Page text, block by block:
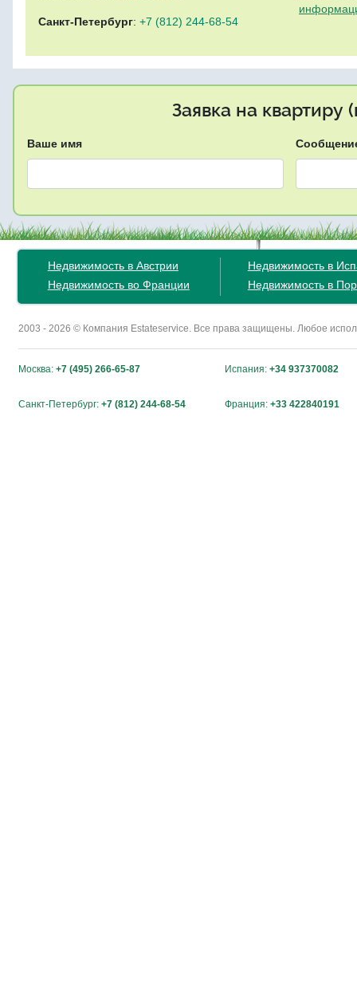
Санкт-Петербург: +7 (812) 244-68-54
Заявка на квартиру
Ваше имя
Недвижимость в Австрии
Недвижимость во Франции
Недвижимость в
Недвижимость в
2003 - 2026 © Компания Estateservice. Все права защищены. Любое
Москва: +7 (495) 266-65-87 Испания: +34 937370082
Санкт-Петербург: +7 (812) 244-68-54 Франция: +33 422840191